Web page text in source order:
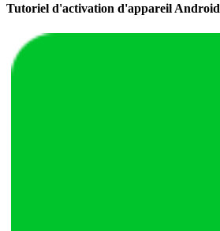
Tutoriel d'activation d'appareil Android